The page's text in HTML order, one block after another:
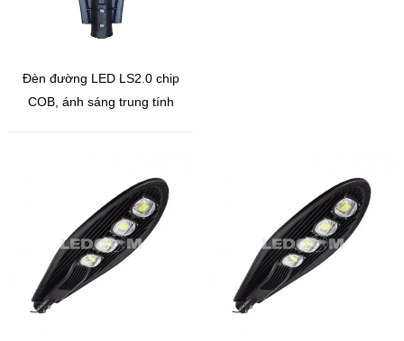
Đèn đường LED LS2.0 chip
COB, ánh sáng trung tính